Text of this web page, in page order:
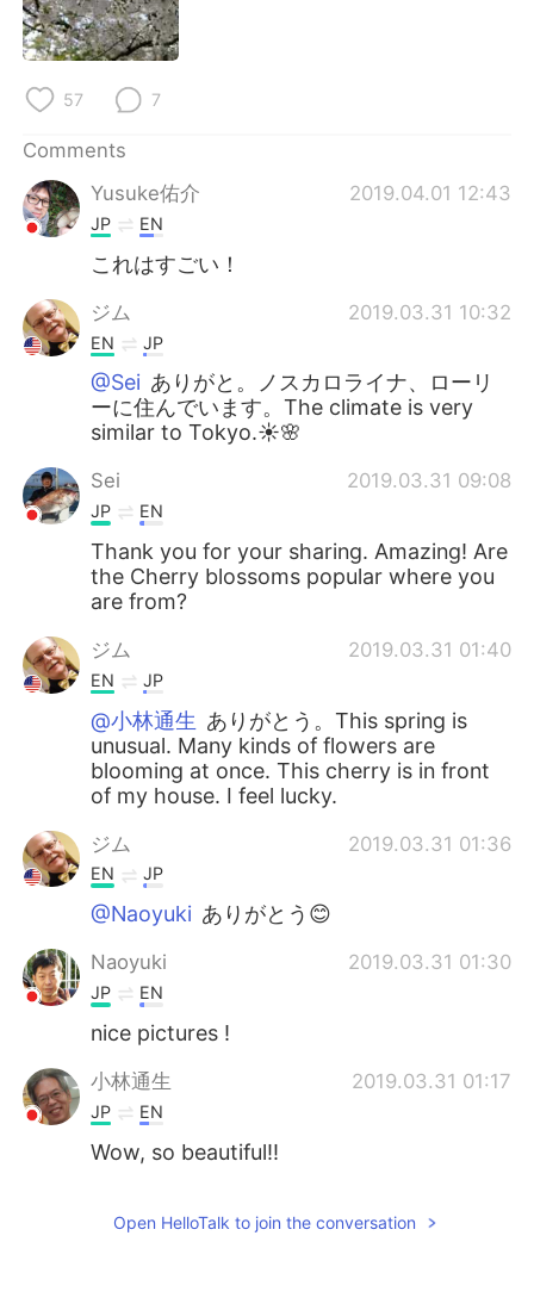
57 7
Comments
Yusuke佑介
2019.04.01 12:43
JP EN
これはすごい！
ジム 2019.03.31 10:32
EN JP
@Sei ありがと。ノスカロライナ、ローリ
ーに住んでいます。The climate is very
similar to Tokyo.☀🌸
Sei 2019.03.31 09:08
JP EN
Thank you for your sharing. Amazing! Are
the Cherry blossoms popular where you
are from?
ジム 2019.03.31 01:40
EN JP
@小林通生 ありがとう。This spring is
unusual. Many kinds of flowers are
blooming at once. This cherry is in front
of my house. I feel lucky.
ジム 2019.03.31 01:36
EN JP
@Naoyuki ありがとう😊
Naoyuki 2019.03.31 01:30
JP EN
nice pictures !
小林通生 2019.03.31 01:17
JP EN
Wow, so beautiful‼️
Open HelloTalk to join the conversation